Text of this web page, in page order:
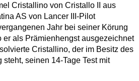
Cristallino von Cristallo II aus
AS von Lancer III-Pilot
Jahr bei seiner Körung
er als Prämienhengst ausgezeichnet
Cristallino, der im Besitz des
steht, seinen 14-Tage Test mit